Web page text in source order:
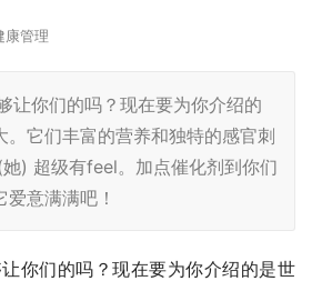
康管理
你们的吗？现在要为你介绍的
。它们丰富的营养和独特的感官刺
) 超级有feel。加点催化剂到你们
意满满吧！
你们的吗？现在要为你介绍的是世